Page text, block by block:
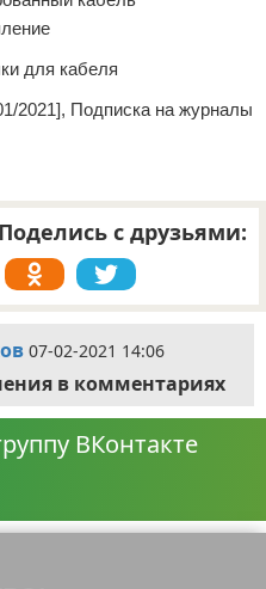
для кабеля
2021], Подписка на журналы
с друзьями:
07-02-2021 14:06
в комментариях
ВКонтакте